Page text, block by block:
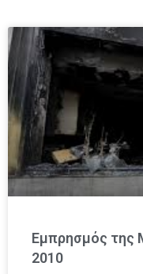
Εμπρησμός της
2010